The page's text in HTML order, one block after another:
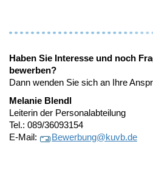
Haben Sie Interesse und noch
bewerben?
Dann wenden Sie sich an Ihre
Melanie Blendl
Leiterin der Personalabteilung
Tel.: 089/36093154
E-Mail:
Bewerbung@kuvb.de